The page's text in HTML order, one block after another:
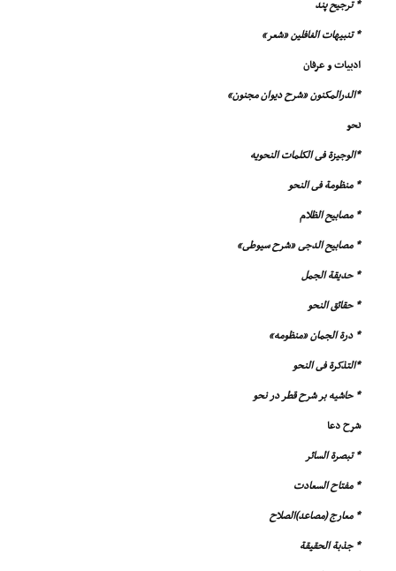
* ترجیح پند
* تنبیهات الغافلین «شعر»
ادبیات و عرفان
*الدرالمکنون «شرح دیوان مجنون»
نحو
*الوجیزة فى الکلمات النحویه
* منظومة فى النحو
* مصابیح الظلام
* مصابیح الدجى «شرح سیوطى»
* حدیقة الجمل
* حقائق النحو
* درة الجمان «منظومه»
*التذکرة فى النحو
* حاشیه بر شرح قطر در نحو
شرح دعا
* تبصرة السائر
* مفتاح السعادت
* معارج (مصاعد)الصلاح
* جذبة الحقیقة